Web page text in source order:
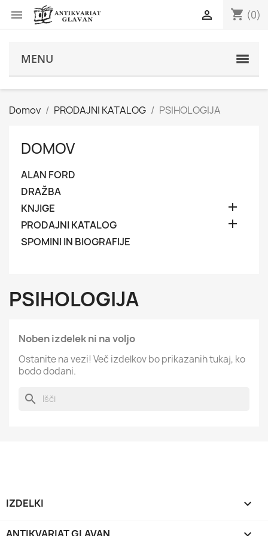
 shopping_cart (0)

MENU
Domov PRODAJNI KATALOG PSIHOLOGIJA
DOMOV
ALAN FORD
DRAŽBA
KNJIGE

PRODAJNI KATALOG 
SPOMINI IN BIOGRAFIJE
PSIHOLOGIJA
Noben izdelek ni na voljo
Ostanite na vezi! Več izdelkov bo prikazanih tukaj, ko
bodo dodani.
search
IZDELKI 